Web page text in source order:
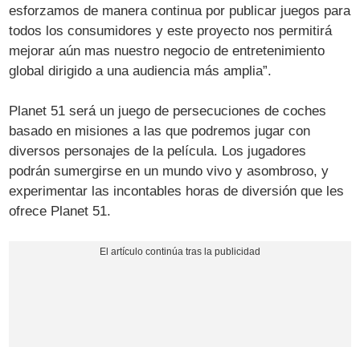
esforzamos de manera continua por publicar juegos para
todos los consumidores y este proyecto nos permitirá
mejorar aún mas nuestro negocio de entretenimiento
global dirigido a una audiencia más amplia”.
Planet 51 será un juego de persecuciones de coches
basado en misiones a las que podremos jugar con
diversos personajes de la película. Los jugadores
podrán sumergirse en un mundo vivo y asombroso, y
experimentar las incontables horas de diversión que les
ofrece Planet 51.